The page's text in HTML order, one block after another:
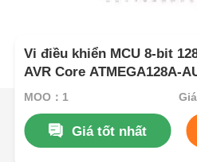
Vi điều khiển MCU 8-bit
AVR Core ATMEGA128A-
MOQ：1
Giá tốt nhất